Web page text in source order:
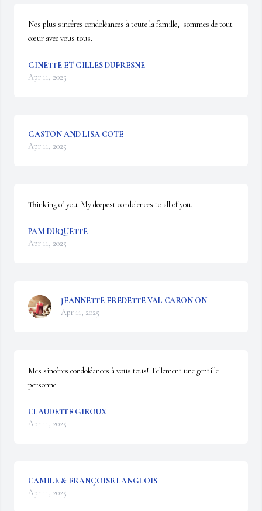
Nos plus sincères condoléances à toute la famille,  sommes de tout
cœur avec vous tous.
GINETTE ET GILLES DUFRESNE
Apr 11, 2025
GASTON AND LISA COTE
Apr 11, 2025
Thinking of you. My deepest condolences to all of you.
PAM DUQUETTE
Apr 11, 2025
JEANNETTE FREDETTE VAL CARON ON
Apr 11, 2025
Mes sincères condoléances à vous tous! Tellement une gentille
personne.
CLAUDETTE GIROUX
Apr 11, 2025
CAMILE & FRANÇOISE LANGLOIS
Apr 11, 2025